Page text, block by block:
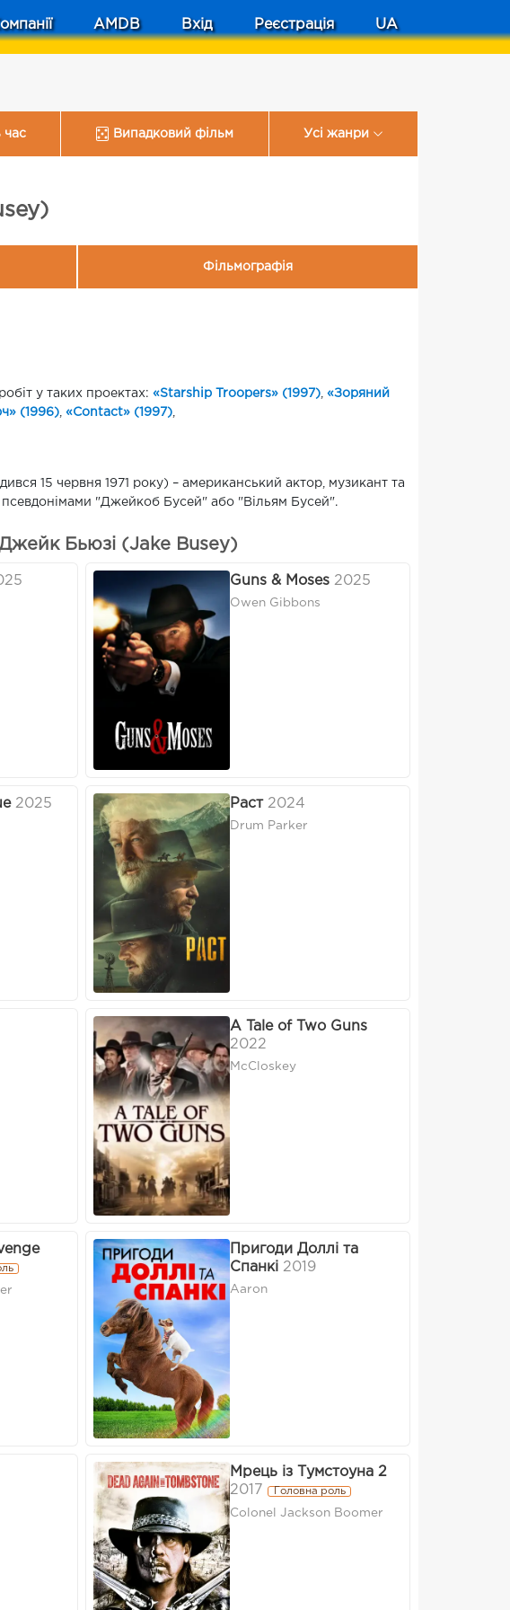
AMDB Вхід Реєстрація UA
час Випадковий фільм Усі жанри
Фільмографія
у таких проектах: «Starship Troopers» (1997) «Зоряний
(1996) «Contact» (1997)
15 червня 1971 року) – американський актор, музикант та
псевдонімами "Джейкоб Бусей" або "Вільям Бусей".
Бьюзі (Jake Busey)
Guns & Moses 2025
Owen Gibbons
2025 Раст 2024
Drum Parker
A Tale of Two Guns
2022
McCloskey
Пригоди Доллі та
Спанкі 2019
Aaron
Мрець із Тумстоуна 2
2017
Головна роль
Colonel Jackson Boomer